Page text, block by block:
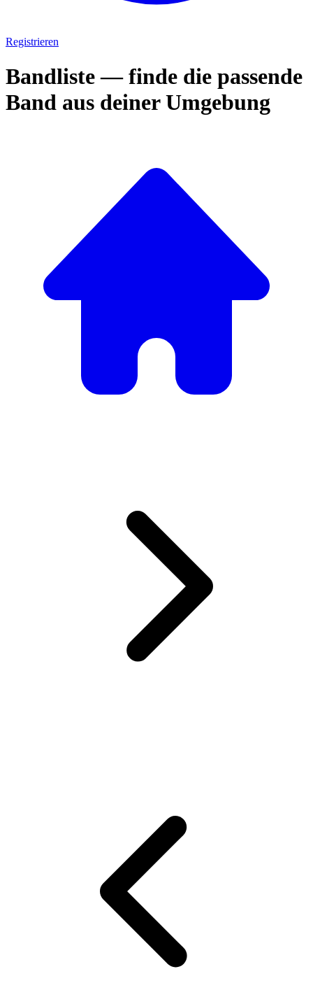
Registrieren
Bandliste — finde die passende
Band aus deiner Umgebung